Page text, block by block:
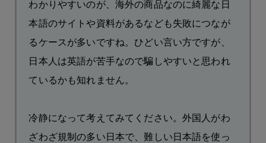
わかりやすいのが、海外の商品なのに綺麗な日
本語のサイトや資料があるなども失敗につなが
るケースが多いですね。ひどい言い方ですが、
日本人は英語が苦手なので騙しやすいと思われ
ているかも知れません。
冷静になって考えてみてください。外国人がわ
ざわざ規制の多い日本で、難しい日本語を使っ